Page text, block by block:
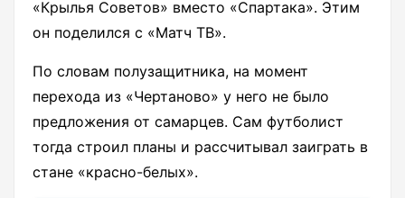
«Крылья Советов» вместо «Спартака». Этим
он поделился с «Матч ТВ».
По словам полузащитника, на момент
перехода из «Чертаново» у него не было
предложения от самарцев. Сам футболист
тогда строил планы и рассчитывал заиграть в
стане «красно-белых».